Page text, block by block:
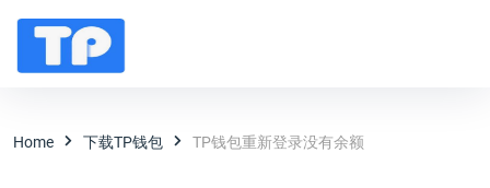
Home 下载TP钱包 TP钱包重新登录没有余额